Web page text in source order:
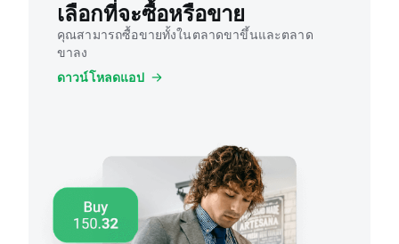
เลือกที่จะซื้อหรือขาย
คุณสามารถซื้อขายทั้งในตลาดขาขึ้นและตลาด
ขาลง
ดาวน์โหลดแอป